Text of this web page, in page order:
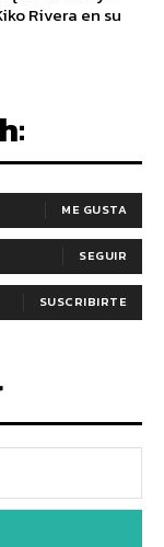
Rivera en su
ME GUSTA
SEGUIR
SUSCRIBIRTE